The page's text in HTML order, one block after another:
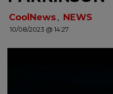
NEWS
CoolNews, NEWS
10/08/2023 @ 14:27